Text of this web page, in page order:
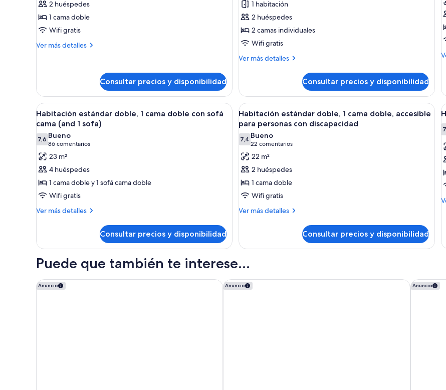
Habitación
estándar
doble,
1
2 huéspedes
1 cama doble
Wifi gratis
Ver más detalles
Más
doble,
cama
doble
Consultar precios y disponibilidad
Habitación
estándar,
2
camas
individuales
1 habitación
2 huéspedes
2 camas individuales
Wifi gratis
Ver más detalles
Más
estándar,
camas
individuales
Consultar precios y disponibilidad
1
Abrir
todas
las
fotos
de
Habitación
estándar
doble,
cama
sofá
cama
(and
1
sofa)
Escritorio, sistema de insonorización, tabla de planchar con plancha
6
Habitación estándar doble, 1 cama doble con sofá
cama (and 1 sofa)
7,67,6 de 10
Bueno
86 comentarios
(86 comentarios)
23 m²
4 huéspedes
1 cama doble y 1 sofá cama doble
Wifi gratis
Ver más detalles
Más
estándar
doble
con
Consultar precios y disponibilidad
Abrir
todas
las
fotos
de
Habitación
estándar
doble,
cama
para
con
discapacidad
Escritorio, sistema de
6
Habitación estándar doble, 1 cama doble, accesible
para personas con discapacidad
7,47,4 de 10
Bueno
22 comentarios
(22 comentarios)
22 m²
2 huéspedes
1 cama doble
Wifi gratis
Ver más detalles
Más
estándar
1
doble,
accesible
Consultar precios y disponibilidad
1
1
Puede que también te interese...
Anuncio
Golden Tulip Villepinte Roissy Parc des Expositions Anuncio
ibis Paris Coeur d'Orly Airport Anuncio